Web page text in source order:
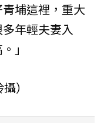
埔這裡，重大
年輕夫妻入
」
）